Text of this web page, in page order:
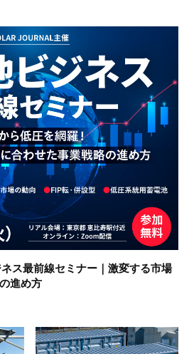
ス最前線セミナー｜激変する市場
進め方